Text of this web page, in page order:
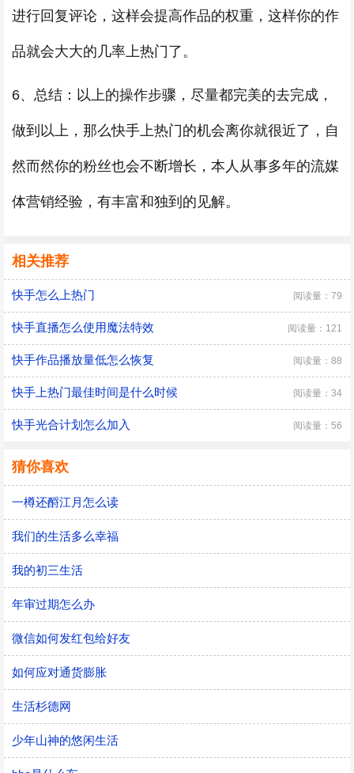
进行回复评论，这样会提高作品的权重，这样你的作
品就会大大的几率上热门了。
6、总结：以上的操作步骤，尽量都完美的去完成，
做到以上，那么快手上热门的机会离你就很近了，自
然而然你的粉丝也会不断增长，本人从事多年的流媒
体营销经验，有丰富和独到的见解。
相关推荐
快手怎么上热门 阅读量：79
快手直播怎么使用魔法特效 阅读量：121
快手作品播放量低怎么恢复 阅读量：88
快手上热门最佳时间是什么时候 阅读量：34
快手光合计划怎么加入 阅读量：56
猜你喜欢
一樽还酹江月怎么读
我们的生活多么幸福
我的初三生活
年审过期怎么办
微信如何发红包给好友
如何应对通货膨胀
生活杉德网
少年山神的悠闲生活